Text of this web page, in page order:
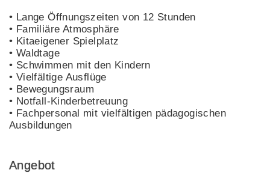
• Lange Öffnungszeiten von 12 Stunden
• Familiäre Atmosphäre
• Kitaeigener Spielplatz
• Waldtage
• Schwimmen mit den Kindern
• Vielfältige Ausflüge
• Bewegungsraum
• Notfall-Kinderbetreuung
• Fachpersonal mit vielfältigen päda­go­gischen
Ausbildungen
Angebot